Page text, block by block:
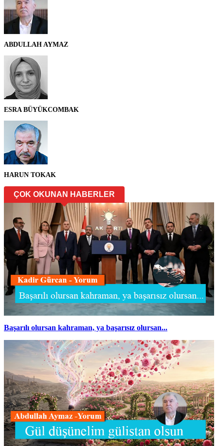
ABDULLAH AYMAZ
ESRA BÜYÜKCOMBAK
HARUN TOKAK
ÇOK OKUNAN HABERLER
Başarılı olursan kahraman, ya başarısız olursan...